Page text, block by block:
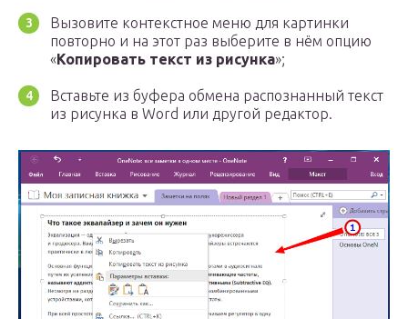
Вызовите контекстное меню для картинки
повторно и на этот раз выберите в нём опцию
«Копировать текст из рисунка»;
Вставьте из буфера обмена распознанный текст
из рисунка в Word или другой редактор.